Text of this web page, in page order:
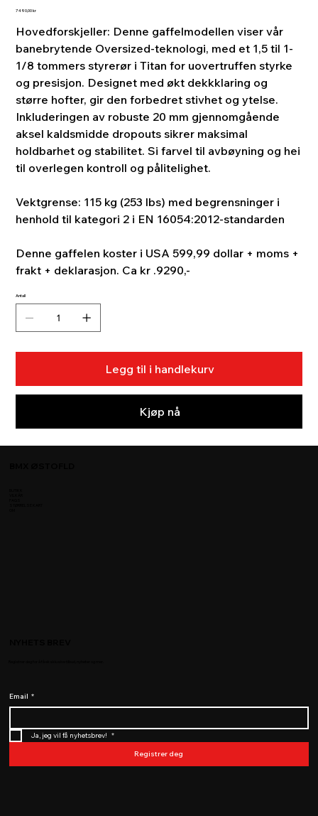
Pris
7 490,00 kr
Hovedforskjeller: Denne gaffelmodellen viser vår
banebrytende Oversized-teknologi, med et 1,5 til 1-
1/8 tommers styrerør i Titan for uovertruffen styrke
og presisjon. Designet med økt dekkklaring og
større hofter, gir den forbedret stivhet og ytelse.
Inkluderingen av robuste 20 mm gjennomgående
aksel kaldsmidde dropouts sikrer maksimal
holdbarhet og stabilitet. Si farvel til avbøyning og hei
til overlegen kontroll og pålitelighet.
Vektgrense: 115 kg (253 lbs) med begrensninger i
henhold til kategori 2 i EN 16054:2012-standarden
Denne gaffelen koster i USA 599,99 dollar + moms +
frakt + deklarasjon. Ca kr .9290,-
Antall
Legg til i handlekurv
Kjøp nå
Email *
Ja, jeg vil få nyhetsbrev! *
Registrer deg